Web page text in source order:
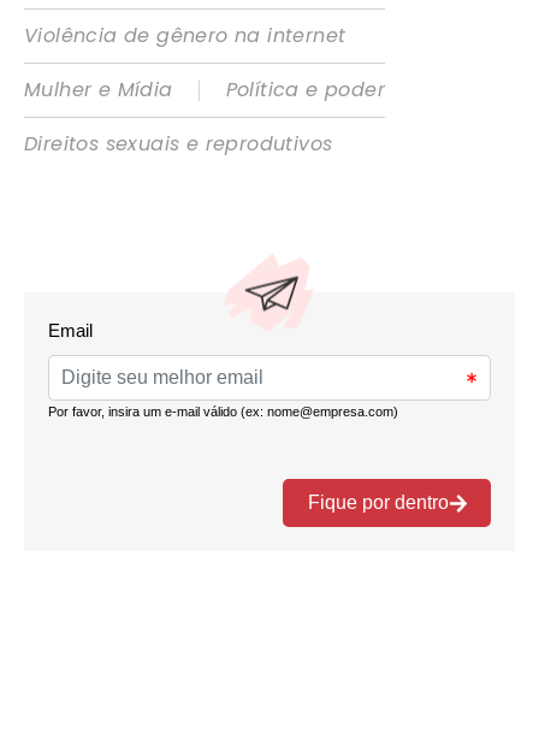
Violência de gênero na internet
Mulher e Mídia
|
Política e poder
Direitos sexuais e reprodutivos